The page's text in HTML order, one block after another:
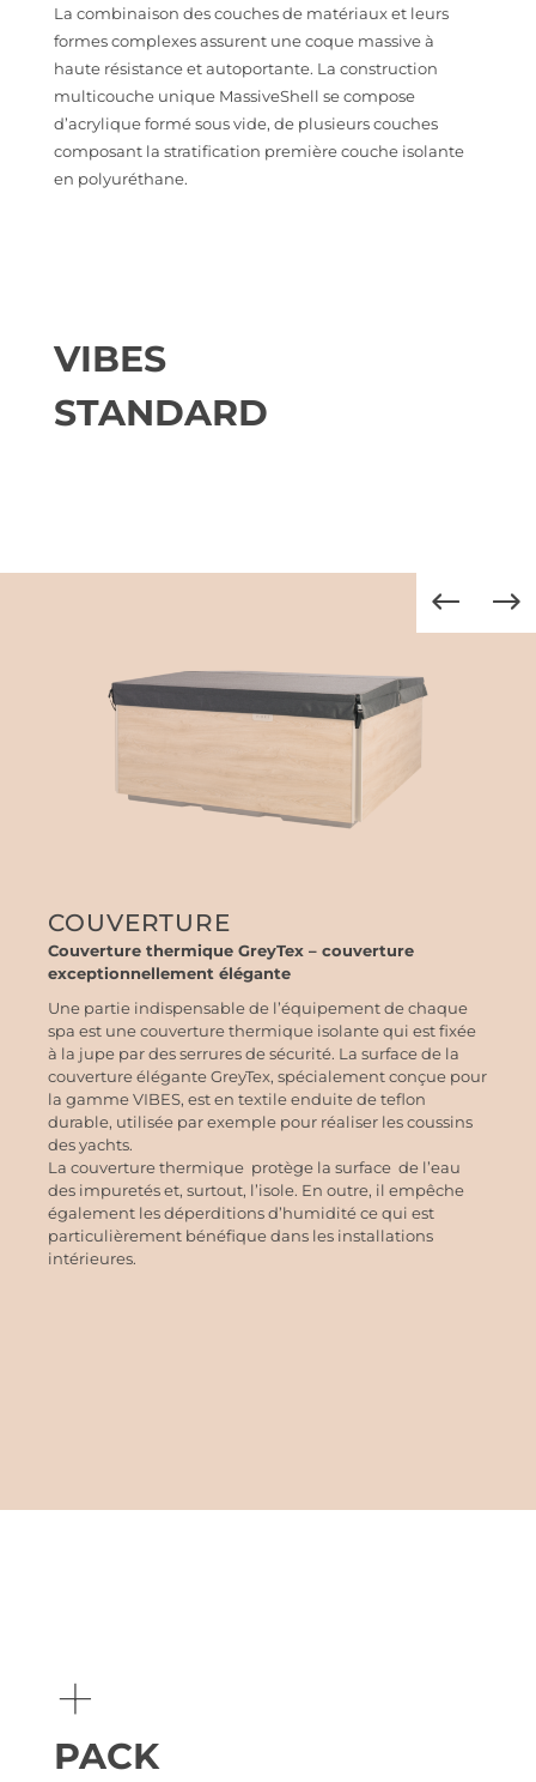
La combinaison des couches de matériaux et leurs
formes complexes assurent une coque massive à
haute résistance et autoportante. La construction
multicouche unique MassiveShell se compose
d’acrylique formé sous vide, de plusieurs couches
composant la stratification première couche isolante
en polyuréthane.
VIBES
STANDARD
COUVERTURE
Couverture thermique GreyTex – couverture
exceptionnellement élégante
Une partie indispensable de l’équipement de chaque
spa est une couverture thermique isolante qui est fixée
à la jupe par des serrures de sécurité. La surface de la
couverture élégante GreyTex, spécialement conçue pour
la gamme VIBES, est en textile enduite de teflon
durable, utilisée par exemple pour réaliser les coussins
des yachts.
La couverture thermique protège la surface de l’eau
des impuretés et, surtout, l’isole. En outre, il empêche
également les déperditions d’humidité ce qui est
particulièrement bénéfique dans les installations
intérieures.
+
PACK